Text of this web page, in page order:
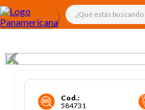
¿Qué estás
Cod.:
584731